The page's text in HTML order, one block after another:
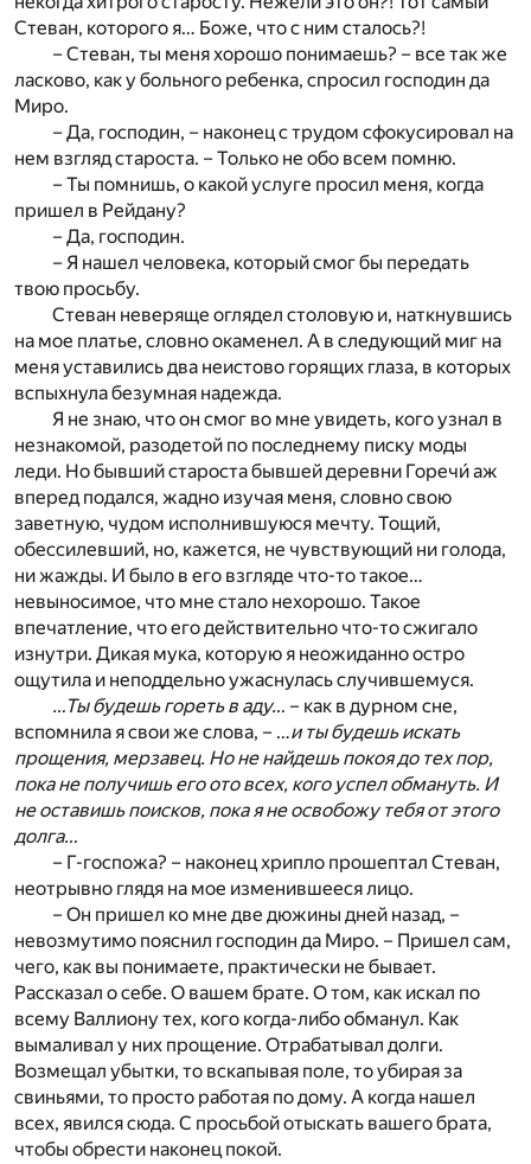
Стеван, которого я… Боже, что с ним сталось?!
– Стеван, ты меня хорошо понимаешь? – все так же
ласково, как у больного ребенка, спросил господин да
Миро.
– Да, господин, – наконец с трудом сфокусировал на
нем взгляд староста. – Только не обо всем помню.
– Ты помнишь, о какой услуге просил меня, когда
пришел в Рейдану?
– Да, господин.
– Я нашел человека, который смог бы передать
твою просьбу.
Стеван неверяще оглядел столовую и, наткнувшись
на мое платье, словно окаменел. А в следующий миг на
меня уставились два неистово горящих глаза, в которых
вспыхнула безумная надежда.
Я не знаю, что он смог во мне увидеть, кого узнал в
незнакомой, разодетой по последнему писку моды
леди. Но бывший староста бывшей деревни Горечи́ аж
вперед подался, жадно изучая меня, словно свою
заветную, чудом исполнившуюся мечту. Тощий,
обессилевший, но, кажется, не чувствующий ни голода,
ни жажды. И было в его взгляде что-то такое…
невыносимое, что мне стало нехорошо. Такое
впечатление, что его действительно что-то сжигало
изнутри. Дикая мука, которую я неожиданно остро
ощутила и неподдельно ужаснулась случившемуся.
…Ты будешь гореть в аду… – как в дурном сне,
вспомнила я свои же слова, – …и ты будешь искать
прощения, мерзавец. Но не найдешь покоя до тех пор,
пока не получишь его ото всех, кого успел обмануть. И
не оставишь поисков, пока я не освобожу тебя от этого
долга…
– Г-госпожа? – наконец хрипло прошептал Стеван,
неотрывно глядя на мое изменившееся лицо.
– Он пришел ко мне две дюжины дней назад, –
невозмутимо пояснил господин да Миро. – Пришел сам,
чего, как вы понимаете, практически не бывает.
Рассказал о себе. О вашем брате. О том, как искал по
всему Валлиону тех, кого когда-либо обманул. Как
вымаливал у них прощение. Отрабатывал долги.
Возмещал убытки, то вскапывая поле, то убирая за
свиньями, то просто работая по дому. А когда нашел
всех, явился сюда. С просьбой отыскать вашего брата,
чтобы обрести наконец покой.